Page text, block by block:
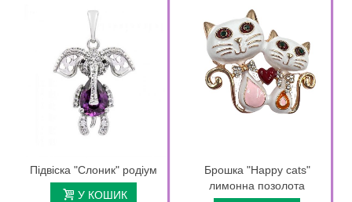
Підвіска "Слоник" родіум
У КОШИК
Брошка "Happy cats"
лимонна позолота